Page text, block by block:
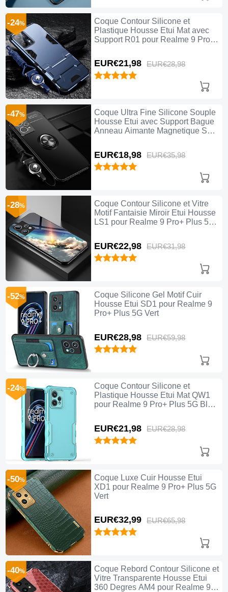
Coque Contour Silicone et
Plastique Housse Etui Mat avec
Support R01 pour Realme 9 Pro+
EUR€21,98 EUR€28,98
-24%
Coque Ultra Fine Silicone Souple
Housse Etui avec Support Bague
Anneau Aimante Magnetique SD3
EUR€18,98 EUR€35,98
-47%
Coque Contour Silicone et Vitre
Motif Fantaisie Miroir Etui Housse
LS1 pour Realme 9 Pro+ Plus 5G
EUR€22,98 EUR€31,98
-28%
Coque Silicone Gel Motif Cuir
Housse Etui SD1 pour Realme 9
Pro+ Plus 5G Vert
EUR€28,98 EUR€59,98
-52%
Coque Contour Silicone et
Plastique Housse Etui Mat QW1
pour Realme 9 Pro+ Plus 5G Bleu
EUR€21,98 EUR€28,98
-24%
Coque Luxe Cuir Housse Etui
XD1 pour Realme 9 Pro+ Plus 5G
Vert
EUR€32,99 EUR€65,98
-50%
Coque Rebord Contour Silicone et
Vitre Transparente Housse Etui
360 Degres AM4 pour Realme 9
-40%